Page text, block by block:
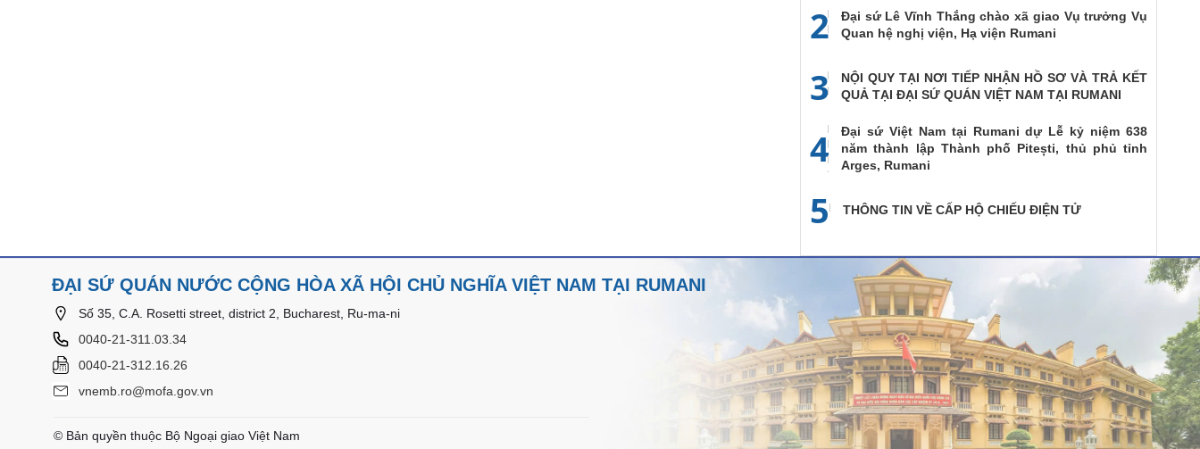
2
Đại sứ Lê Vĩnh Thắng chào xã giao Vụ trưởng Vụ
Quan hệ nghị viện, Hạ viện Rumani
3
NỘI QUY TẠI NƠI TIẾP NHẬN HỒ SƠ VÀ TRẢ KẾT
QUẢ TẠI ĐẠI SỨ QUÁN VIỆT NAM TẠI RUMANI
4
Đại sứ Việt Nam tại Rumani dự Lễ kỷ niệm 638
năm thành lập Thành phố Pitești, thủ phủ tỉnh
Arges, Rumani
5 THÔNG TIN VỀ CẤP HỘ CHIẾU ĐIỆN TỬ
ĐẠI SỨ QUÁN NƯỚC CỘNG HÒA XÃ HỘI CHỦ NGHĨA VIỆT NAM TẠI RUMANI
Số 35, C.A. Rosetti street, district 2, Bucharest, Ru-ma-ni
0040-21-311.03.34
0040-21-312.16.26
vnemb.ro@mofa.gov.vn
© Bản quyền thuộc Bộ Ngoại giao Việt Nam